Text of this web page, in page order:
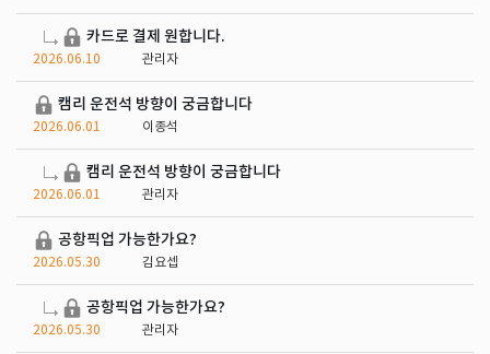
카드로 결제 원합니다.
2026.06.10 관리자
캠리 운전석 방향이 궁금합니다
2026.06.01 이종석
캠리 운전석 방향이 궁금합니다
2026.06.01 관리자
공항픽업 가능한가요?
2026.05.30 김요셉
공항픽업 가능한가요?
2026.05.30 관리자